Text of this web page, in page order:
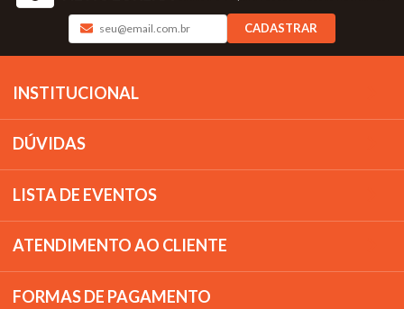
CADASTRAR
INSTITUCIONAL
DÚVIDAS
LISTA DE EVENTOS
ATENDIMENTO AO CLIENTE
FORMAS DE PAGAMENTO